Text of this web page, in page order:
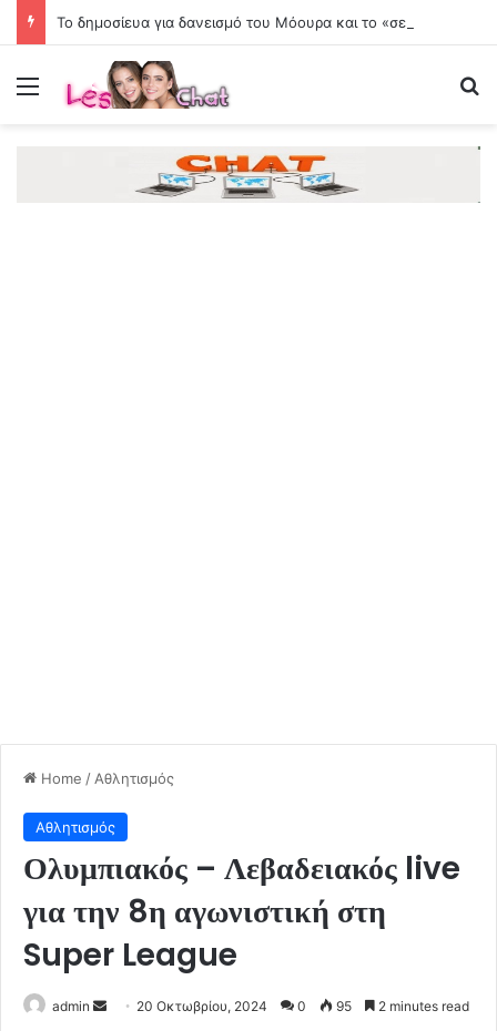
Menu
Home / Αθλητισμός
Αθλητισμός
Ολυμπιακός – Λεβαδειακός live
για την 8η αγωνιστική στη
Super League
admin
Send 20 Οκτωβρίου, 2024 0 95 2 minutes read